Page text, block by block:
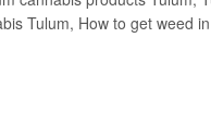
Tulum, How to get weed